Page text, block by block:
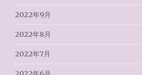
2022年9月
2022年8月
2022年7月